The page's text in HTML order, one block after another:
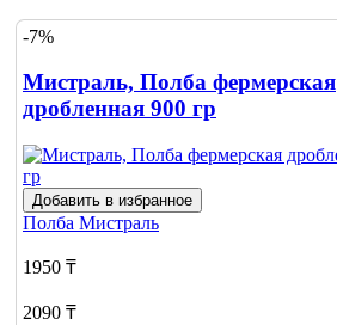
-7%
Мистраль, Полба фермерская
дробленная 900 гр
Добавить в избранное
Полба Мистраль
1950 ₸
2090 ₸